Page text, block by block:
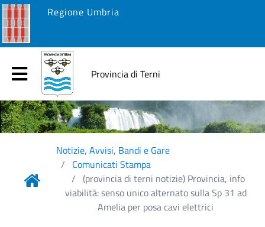
Regione Umbria
Provincia di Terni
Notizie, Avvisi, Bandi e Gare
Comunicati Stampa
(provincia di terni notizie) Provincia, info
viabilità: senso unico alternato sulla Sp 31 ad
Amelia per posa cavi elettrici